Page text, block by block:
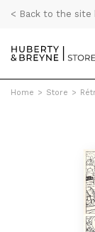
< Back to the site
Home > Store >